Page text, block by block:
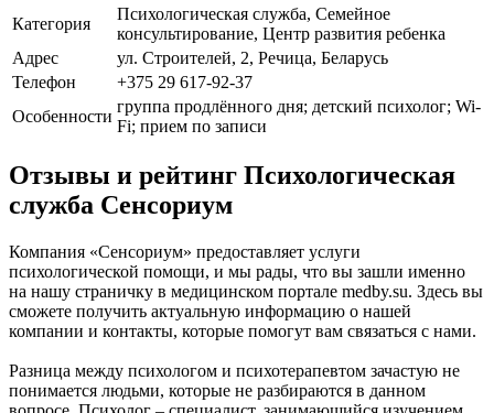
Категория
Психологическая служба, Семейное
консультирование, Центр развития ребенка
Адрес
ул. Строителей, 2, Речица, Беларусь
Телефон
+375 29 617-92-37
Особенности
группа продлённого дня; детский психолог; Wi-
Fi; прием по записи
Отзывы и рейтинг Психологическая
служба Сенсориум
Компания «Сенсориум» предоставляет услуги
психологической помощи, и мы рады, что вы зашли именно
на нашу страничку в медицинском портале medby.su. Здесь вы
сможете получить актуальную информацию о нашей
компании и контакты, которые помогут вам связаться с нами.
Разница между психологом и психотерапевтом зачастую не
понимается людьми, которые не разбираются в данном